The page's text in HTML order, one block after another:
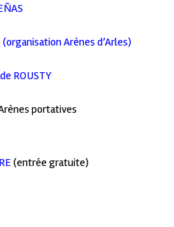
(organisation Arènes d’Arles)
ROUSTY
portatives
(entrée gratuite)